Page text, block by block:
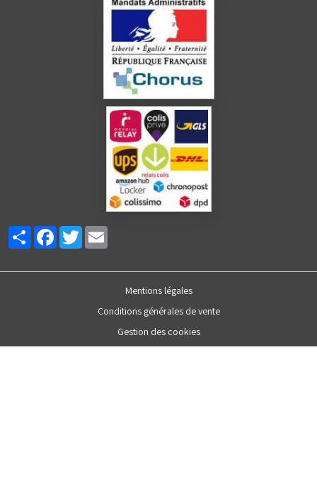
PartagerFacebookTwitter
Mentions légales
Conditions générales de vente
Gestion des cookies